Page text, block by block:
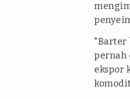
"Barter
pernah
ekspor